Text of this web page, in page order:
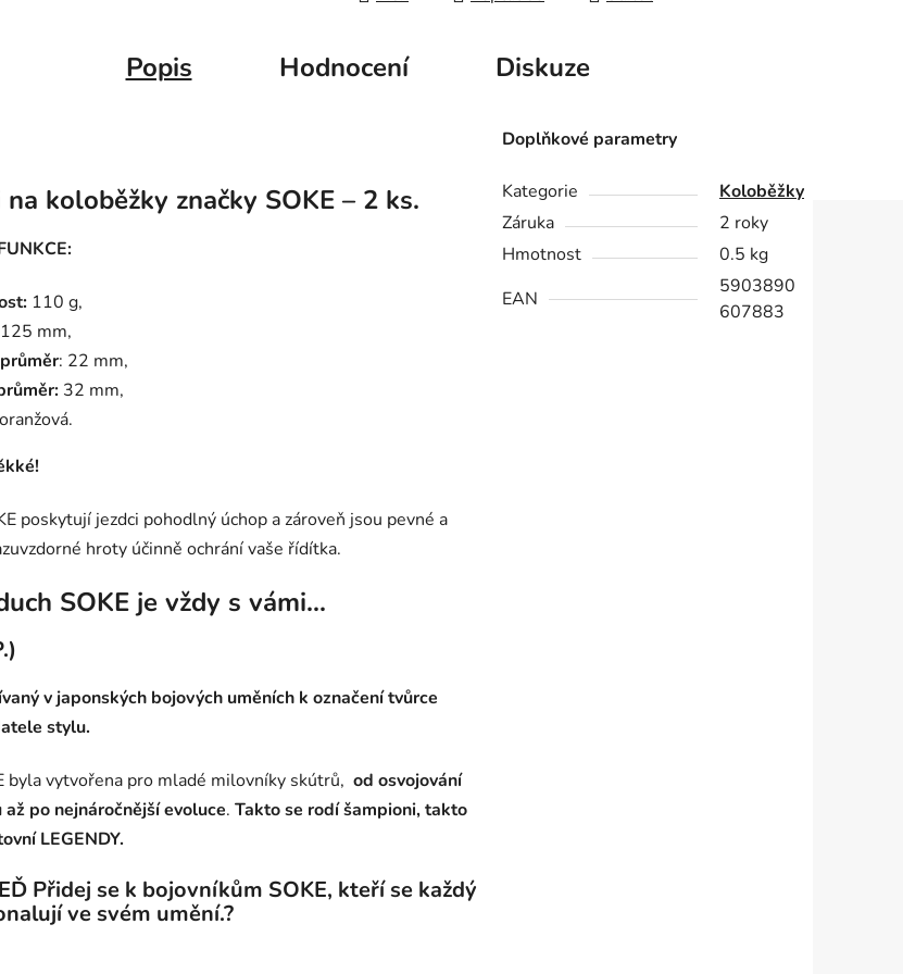
Popis Hodnocení Diskuze
koloběžky značky SOKE – 2 ks.
110 g,
125 mm,
: 22 mm,
32 mm,
poskytují jezdci pohodlný úchop a zároveň jsou pevné a
hroty účinně ochrání vaše řídítka.
SOKE je vždy s vámi...
v japonských bojových uměních k označení tvůrce
stylu.
byla vytvořena pro mladé milovníky skútrů, od osvojování
po nejnáročnější evoluce. Takto se rodí šampioni, takto
LEGENDY.
Přidej se k bojovníkům SOKE, kteří se každý
ve svém umění.?
Doplňkové parametry
Kategorie
Koloběžky
Záruka
2 roky
Hmotnost
0.5 kg
EAN
5903890
607883